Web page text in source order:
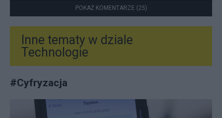
POKAŻ KOMENTARZE (25)
Inne tematy w dziale
Technologie
#Cyfryzacja